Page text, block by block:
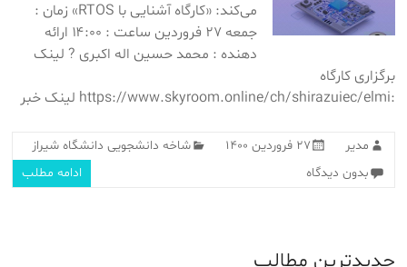
می‌کند: «کارگاه آشنایی با RTOS» زمان :
جمعه ۲۷ فروردین ساعت : ۱۴:۰۰ ارائه
دهنده : محمد حسین اله اکبری ? لینک
برگزاری کارگاه
:https://www.skyroom.online/ch/shirazuiec/elmi لینک خبر
مدیر ۲۷ فروردین ۱۴۰۰
شاخه دانشجویی دانشگاه شیراز
بدون دیدگاه
ادامه مطلب
جدیدترین مطالب